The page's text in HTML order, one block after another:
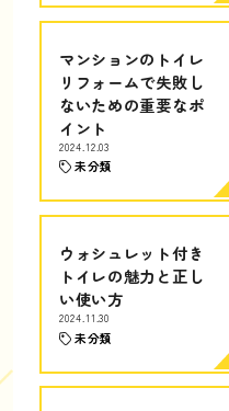
マンションのトイレ
リフォームで失敗し
ないための重要なポ
イント
2024.12.03
未分類
ウォシュレット付き
トイレの魅力と正し
い使い方
2024.11.30
未分類